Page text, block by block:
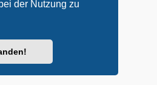
der Nutzung zu